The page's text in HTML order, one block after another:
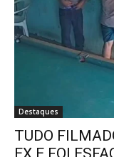
Destaques
TUDO
EX E FOI